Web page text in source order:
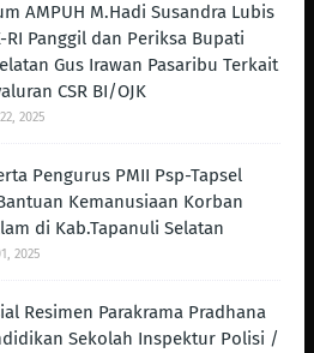
AMPUH M.Hadi Susandra Lubis
RI Panggil dan Periksa Bupati
Gus Irawan Pasaribu Terkait
CSR BI/OJK
2025
Pengurus PMII Psp-Tapsel
Kemanusiaan Korban
di Kab.Tapanuli Selatan
2025
Resimen Parakrama Pradhana
Sekolah Inspektur Polisi /